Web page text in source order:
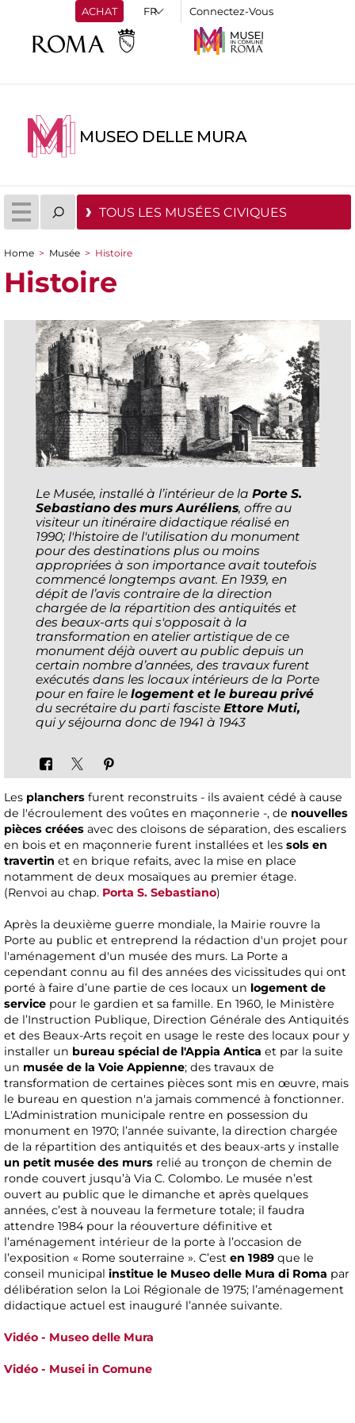
ACHAT Connectez-Vous
MUSEO DELLE MURA
TOUS LES MUSÉES CIVIQUES
You are here
Home > Musée > Histoire
Histoire
Le Musée, installé à l’intérieur de la Porte S.
Sebastiano des murs Auréliens, offre au
visiteur un itinéraire didactique réalisé en
1990; l'histoire de l'utilisation du monument
pour des destinations plus ou moins
appropriées à son importance avait toutefois
commencé longtemps avant. En 1939, en
dépit de l’avis contraire de la direction
chargée de la répartition des antiquités et
des beaux-arts qui s'opposait à la
transformation en atelier artistique de ce
monument déjà ouvert au public depuis un
certain nombre d’années, des travaux furent
exécutés dans les locaux intérieurs de la Porte
pour en faire le logement et le bureau privé
du secrétaire du parti fasciste Ettore Muti,
qui y séjourna donc de 1941 à 1943
Les planchers furent reconstruits - ils avaient cédé à cause
de l'écroulement des voûtes en maçonnerie -, de nouvelles
pièces créées avec des cloisons de séparation, des escaliers
en bois et en maçonnerie furent installées et les sols en
travertin et en brique refaits, avec la mise en place
notamment de deux mosaïques au premier étage.
(Renvoi au chap. Porta S. Sebastiano)
Après la deuxième guerre mondiale, la Mairie rouvre la
Porte au public et entreprend la rédaction d'un projet pour
l'aménagement d'un musée des murs. La Porte a
cependant connu au fil des années des vicissitudes qui ont
porté à faire d’une partie de ces locaux un logement de
service pour le gardien et sa famille. En 1960, le Ministère
de l’Instruction Publique, Direction Générale des Antiquités
et des Beaux-Arts reçoit en usage le reste des locaux pour y
installer un bureau spécial de l'Appia Antica et par la suite
un musée de la Voie Appienne; des travaux de
transformation de certaines pièces sont mis en œuvre, mais
le bureau en question n'a jamais commencé à fonctionner.
L'Administration municipale rentre en possession du
monument en 1970; l’année suivante, la direction chargée
de la répartition des antiquités et des beaux-arts y installe
un petit musée des murs relié au tronçon de chemin de
ronde couvert jusqu’à Via C. Colombo. Le musée n’est
ouvert au public que le dimanche et après quelques
années, c’est à nouveau la fermeture totale; il faudra
attendre 1984 pour la réouverture définitive et
l’aménagement intérieur de la porte à l’occasion de
l’exposition « Rome souterraine ». C’est en 1989 que le
conseil municipal institue le Museo delle Mura di Roma par
délibération selon la Loi Régionale de 1975; l’aménagement
didactique actuel est inauguré l’année suivante.
Vidéo - Museo delle Mura
Vidéo - Musei in Comune